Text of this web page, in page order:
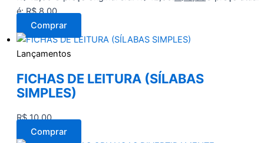
é: R$ 8,00.
Comprar
Lançamentos
FICHAS DE LEITURA (SÍLABAS
SIMPLES)
R$10,00
Comprar